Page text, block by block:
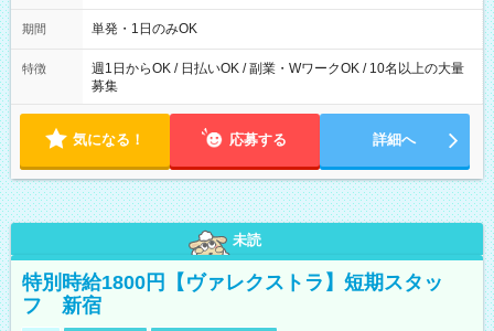
～21：00
期間 単発・1日のみOK
特徴
週1日からOK / 日払いOK / 副業・WワークOK / 10名以上の大量
募集
気になる！ 応募する 詳細へ
未読
特別時給1800円【ヴァレクストラ】短期スタッ
フ 新宿